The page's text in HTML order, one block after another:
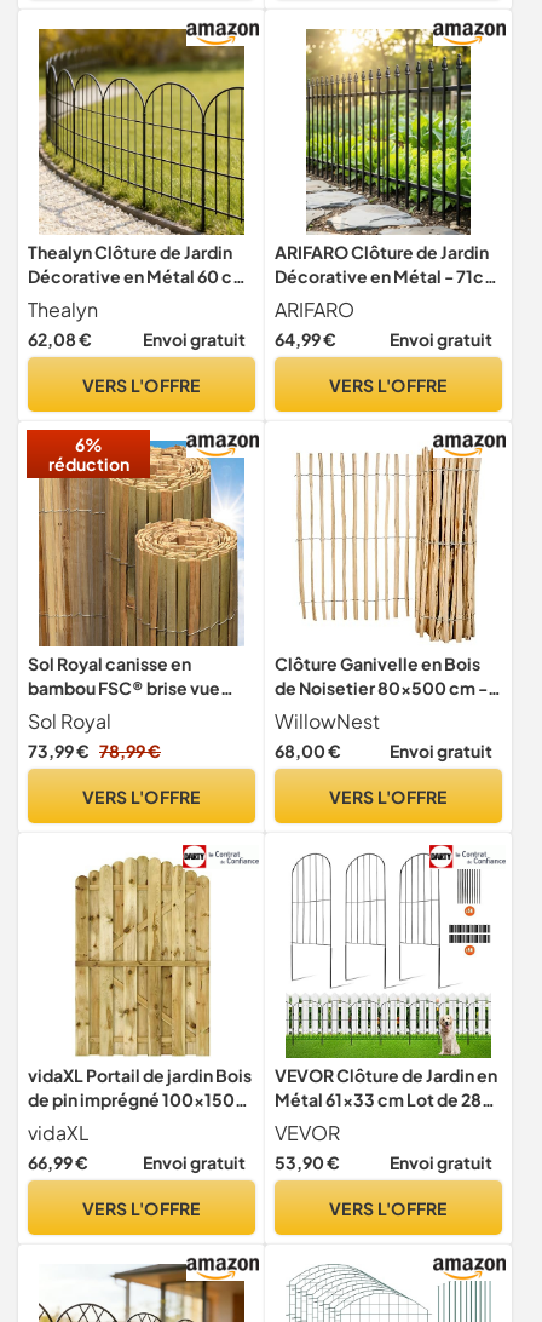
Thealyn Clôture de Jardin
Décorative en Métal 60 cm
(H) × 33 cm (L) * 10 -
Barrière pour chien (10
panneaux, longueur totale
Thealyn
62,08 € Envoi gratuit
VERS L'OFFRE
ARIFARO Clôture de Jardin
Décorative en Métal - 71cm
Haut x 56cm Large (5
Panneaux, Total 2,8m)
Barrière Animale Pour Chien
Clôture de Jardin pour Patio
ARIFARO
64,99 € Envoi gratuit
VERS L'OFFRE
6%
réduction
Sol Royal canisse en
bambou FSC® brise vue
jardin terrasse balcon
naturel
Sol Royal
73,99 € 78,99 €
VERS L'OFFRE
Clôture Ganivelle en Bois
de Noisetier 80x500 cm -
Distance entre lattes 3-5
cm - Clôture de Jardin
Rustique, Brise-vue Naturel
Grimpantes
WillowNest
68,00 € Envoi gratuit
VERS L'OFFRE
vidaXL Portail de jardin Bois
de pin imprégné 100x150
cm
vidaXL
66,99 € Envoi gratuit
VERS L'OFFRE
VEVOR Clôture de Jardin en
Métal 61x33 cm Lot de 28
sans Creusage Barrière pour
Animaux Espacement de
Pointes 5,08 cm Clôture
Chien Cour Terrasse
VEVOR
53,90 € Envoi gratuit
VERS L'OFFRE